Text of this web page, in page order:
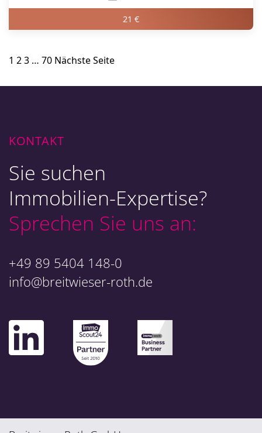
21 €
Seitennummerierung
der
1 23 … 70 Nächste Seite
KONTAKT
Sie suchen
Immobilien-Expertise?
Sprechen Sie uns an:
+49 89 5404 148-0
info@breitwieser-roth.de